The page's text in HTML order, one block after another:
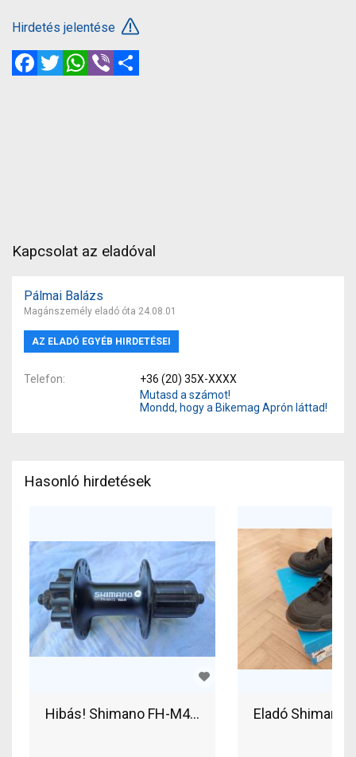
Hirdetés jelentése
FacebookTwitterWhatsApp
Viber
Kapcsolat az eladóval
Pálmai Balázs
Magánszemély eladó óta 24.08.01
AZ ELADÓ EGYÉB HIRDETÉSEI
Telefon
+36 (20) 35X-XXXX
Mutasd a számot!
Mondd, hogy a Bikemag Aprón láttad!
Hasonló hirdetések
Hibás! Shimano FH-M475 Viam hátsó kerékpár
Eladó Shimano